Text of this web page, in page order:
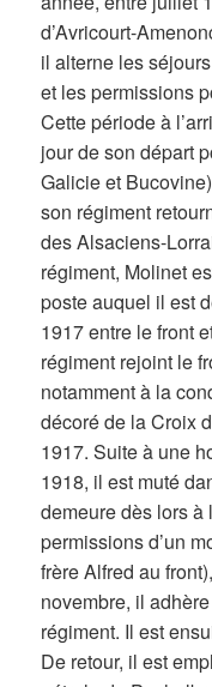
d’Avricourt-
il alterne les
et les permissions
Cette période à
jour de son départ
Galicie et
son régiment
des Alsaciens-
régiment, Molinet
poste auquel il est
1917 entre le front
régiment rejoint le
notamment à la
décoré de la Croix
1917. Suite à une
1918, il est muté
demeure dès lors à
permissions d’un
frère Alfred au
novembre, il
régiment. Il est
De retour, il est